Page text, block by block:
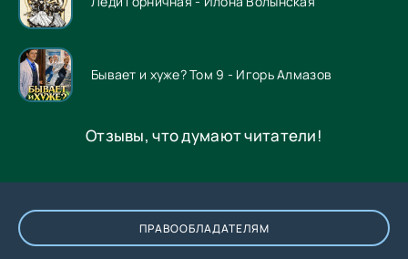
Бывает и хуже? Том 9 - Игорь Алмазов
Отзывы, что думают читатели!
ПРАВООБЛАДАТЕЛЯМ